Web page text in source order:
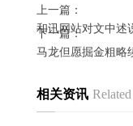
上一篇：
和讯网站对文中述
下一篇：
马龙但愿掘金粗略
相关资讯